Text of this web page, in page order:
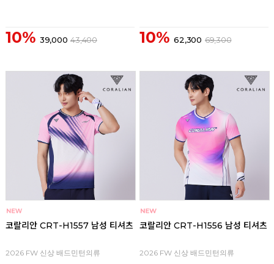
10% 39,000 43,400 10% 62,300 69,300
코랄리안 CRT-H1557 남성 티셔츠
2026 FW 신상 배드민턴의류
코랄리안 CRT-H1556 남성 티셔츠
2026 FW 신상 배드민턴의류